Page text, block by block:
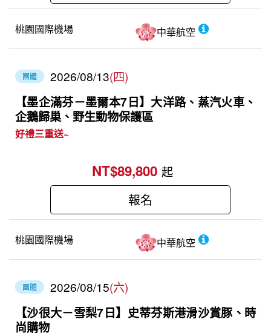
桃園國際機場 中華航空
團體 2026/08/13(四)
【墨企滿芬－墨爾本7日】大洋路、蒸汽火車、
企鵝歸巢、野生動物保護區
好禮三重送~
桃園國際機場 中華航空
NT$89,800 起
報名
團體 2026/08/15(六)
【沙很大－雪梨7日】史蒂芬斯港滑沙賞豚、時
尚購物